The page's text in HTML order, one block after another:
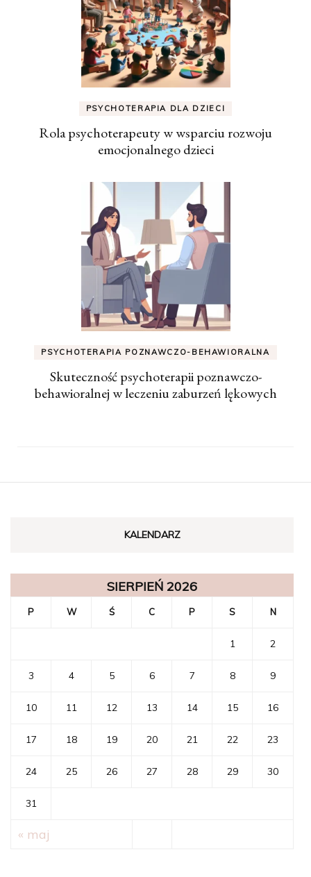
PSYCHOTERAPIA DLA DZIECI
Rola psychoterapeuty w wsparciu rozwoju
emocjonalnego dzieci
PSYCHOTERAPIA POZNAWCZO-BEHAWIORALNA
Skuteczność psychoterapii poznawczo-
behawioralnej w leczeniu zaburzeń lękowych
KALENDARZ
SIERPIEŃ 2026
P W Ś C P S N
1 2
3 4 5 6 7 8 9
10 11 12 13 14 15 16
17 18 19 20 21 22 23
24 25 26 27 28 29 30
31
« maj